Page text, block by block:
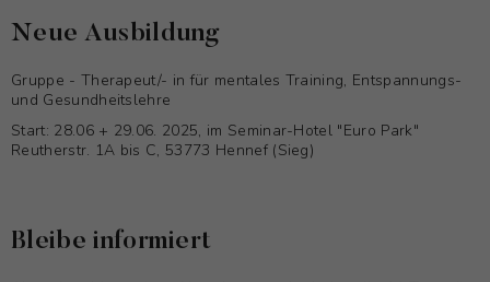
Neue Ausbildung
Gruppe - Therapeut/- in für mentales Training, Entspannungs-
und Gesundheitslehre
Start: 28.06 + 29.06. 2025, im Seminar-Hotel "Euro Park"
Reutherstr. 1A bis C, 53773 Hennef (Sieg)
Bleibe informiert